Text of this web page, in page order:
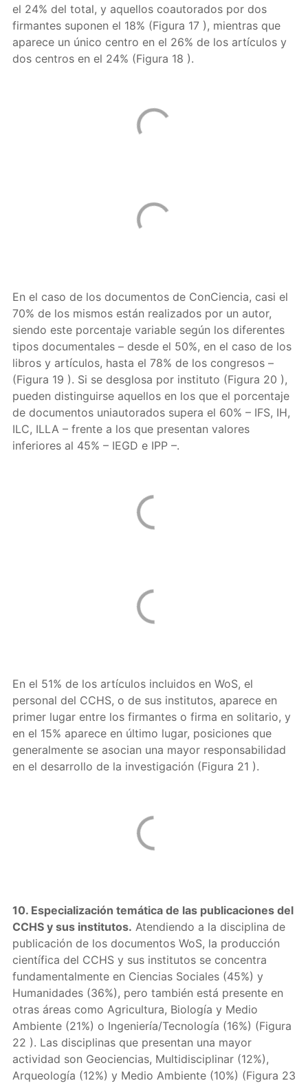
el 24% del total, y aquellos coautorados por dos
firmantes suponen el 18% (Figura 17 ), mientras que
aparece un único centro en el 26% de los artículos y
dos centros en el 24% (Figura 18 ).
En el caso de los documentos de ConCiencia, casi el
70% de los mismos están realizados por un autor,
siendo este porcentaje variable según los diferentes
tipos documentales – desde el 50%, en el caso de los
libros y artículos, hasta el 78% de los congresos –
(Figura 19 ). Si se desglosa por instituto (Figura 20 ),
pueden distinguirse aquellos en los que el porcentaje
de documentos uniautorados supera el 60% – IFS, IH,
ILC, ILLA – frente a los que presentan valores
inferiores al 45% – IEGD e IPP –.
En el 51% de los artículos incluidos en WoS, el
personal del CCHS, o de sus institutos, aparece en
primer lugar entre los firmantes o firma en solitario, y
en el 15% aparece en último lugar, posiciones que
generalmente se asocian una mayor responsabilidad
en el desarrollo de la investigación (Figura 21 ).
10. Especialización temática de las publicaciones del
CCHS y sus institutos. Atendiendo a la disciplina de
publicación de los documentos WoS, la producción
científica del CCHS y sus institutos se concentra
fundamentalmente en Ciencias Sociales (45%) y
Humanidades (36%), pero también está presente en
otras áreas como Agricultura, Biología y Medio
Ambiente (21%) o Ingeniería/Tecnología (16%) (Figura
22 ). Las disciplinas que presentan una mayor
actividad son Geociencias, Multidisciplinar (12%),
Arqueología (12%) y Medio Ambiente (10%) (Figura 23